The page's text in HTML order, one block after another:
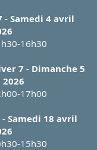
- Samedi 4 avril
16h30
7 - Dimanche 5
17h00
Samedi 18 avril
15h30